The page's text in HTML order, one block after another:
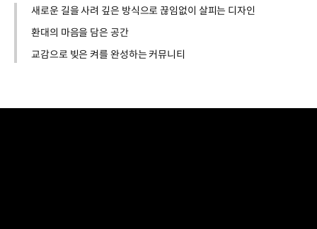
새로운 길을 사려 깊은 방식으로 끊임없이 살피는 디자인
환대의 마음을 담은 공간
교감으로 빚은 켜를 완성하는 커뮤니티